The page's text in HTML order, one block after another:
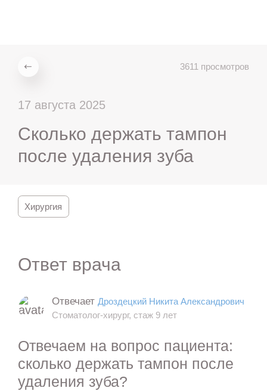
3611 просмотров
17 августа 2025
Сколько держать тампон
после удаления зуба
Хирургия
Ответ врача
Отвечает Дроздецкий Никита Александрович
Стоматолог-хирург, стаж 9 лет
Отвечаем на вопрос пациента:
сколько держать тампон после
удаления зуба?